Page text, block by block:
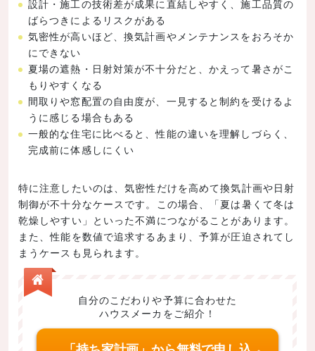
設計・施工の技術差が成果に直結しやすく、施工品質の
ばらつきによるリスクがある
気密性が高いほど、換気計画やメンテナンスをおろそか
にできない
夏場の遮熱・日射対策が不十分だと、かえって暑さがこ
もりやすくなる
間取りや窓配置の自由度が、一見すると制約を受けるよ
うに感じる場合もある
一般的な住宅に比べると、性能の違いを理解しづらく、
完成前に体感しにくい
特に注意したいのは、気密性だけを高めて換気計画や日射
制御が不十分なケースです。この場合、「夏は暑くて冬は
乾燥しやすい」といった不満につながることがあります。
また、性能を数値で追求するあまり、予算が圧迫されてし
まうケースも見られます。
自分のこだわりや予算に合わせた
ハウスメーカをご紹介！